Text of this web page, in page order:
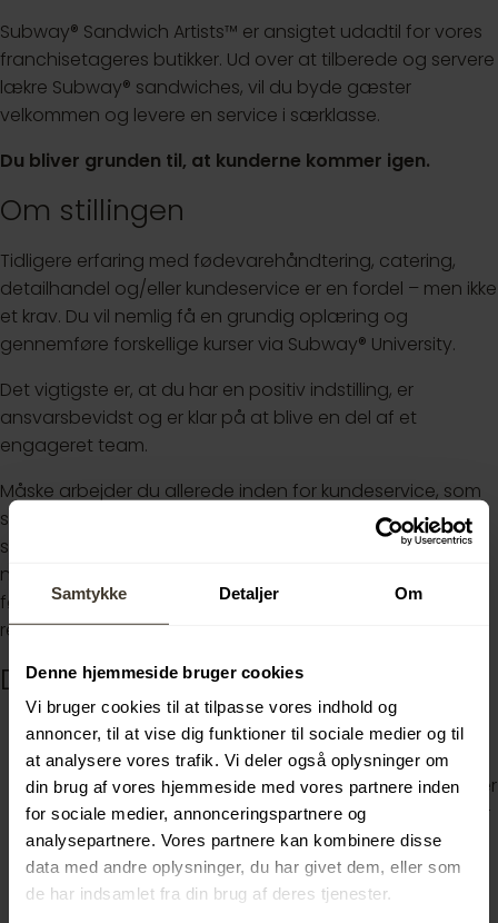
Samtykke Detaljer Om
Denne hjemmeside bruger cookies
Vi bruger cookies til at tilpasse vores indhold og
annoncer, til at vise dig funktioner til sociale medier og til
at analysere vores trafik. Vi deler også oplysninger om
din brug af vores hjemmeside med vores partnere inden
for sociale medier, annonceringspartnere og
analysepartnere. Vores partnere kan kombinere disse
data med andre oplysninger, du har givet dem, eller som
de har indsamlet fra din brug af deres tjenester.
Subway® Sandwich Artists™ er ansigtet udadtil for vores
franchisetageres butikker. Ud over at tilberede og servere
lækre Subway® sandwiches, vil du byde gæster
velkommen og levere en service i særklasse.
Du bliver grunden til, at kunderne kommer igen.
Om stillingen
Tidligere erfaring med fødevarehåndtering, catering,
detailhandel og/eller kundeservice er en fordel – men ikke
et krav. Du vil nemlig få en grundig oplæring og
gennemføre forskellige kurser via Subway® University.
Det vigtigste er, at du har en positiv indstilling, er
ansvarsbevidst og er klar på at blive en del af et
engageret team.
Måske arbejder du allerede inden for kundeservice, som
salgsassistent i en butik, i en restaurant – eller måske
studerer du og leder efter et deltidsjob, eller er
nyuddannet og klar til at tage dine første skridt i
fødevarebranchen. Uanset hvad, kan dette være den
rette mulighed for dig!
Dine primære opgaver:
Tilberedning af mad, herunder bagning af brød og
cookies
Sikre at opbevarings- og tilberedningsområder lever
op til gældende hygiejne- og sikkerhedsstandarder
Overholde Fødevarestyrelsens retningslinjer
Betjening af kasseapparat
Overvågning af lagerbeholdning